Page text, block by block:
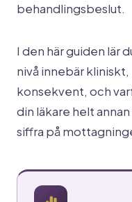
behandlingsbeslut.
I den här guiden lär
nivå innebär kliniskt,
konsekvent, och
din läkare helt
siffra på